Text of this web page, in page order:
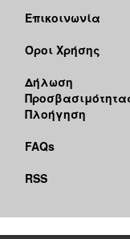
Επικοινωνία
Όροι Χρήσης
Δήλωση
Πλοήγηση
FAQs
RSS